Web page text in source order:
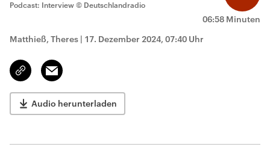
06:58 Minuten
Podcast: Interview © Deutschlandradio
Matthieß, Theres | 17. Dezember 2024, 07:40 Uhr
Link
kopieren/teilen
Email
Audio herunterladen